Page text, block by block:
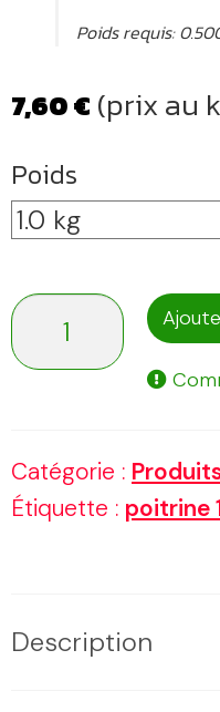
Poids requis:
7,60€ (prix au
Poids
quantité
de
sel
Catégorie :
Étiquette : poitrine
Description